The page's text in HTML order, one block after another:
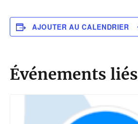
AJOUTER AU CALENDRIER
Événements liés